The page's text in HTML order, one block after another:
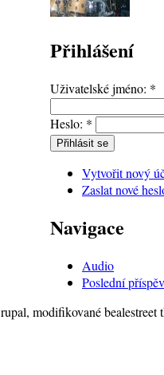
Přihlášení
Uživatelské jméno: *
Heslo: *
Vytvořit nový
Zaslat nové
Navigace
Audio
Poslední
modifikované bealestreet